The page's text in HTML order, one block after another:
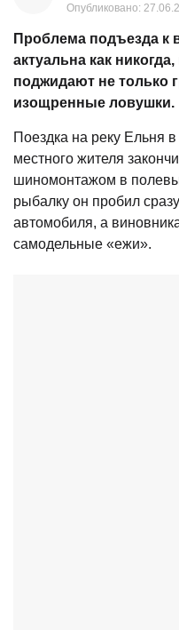
Опубликовано:
Проблема подъезда к
актуальна как
поджидают не только
изощренные ловушки.
Поездка на реку Ельня
местного жителя
шиномонтажом в
рыбалку он пробил
автомобиля, а
самодельные «ежи».